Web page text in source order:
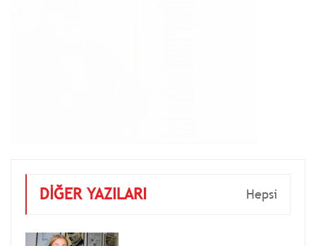
DİĞER YAZILARI Hepsi